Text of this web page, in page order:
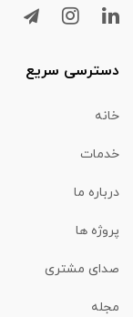
دسترسی سریع
خانه
خدمات
درباره ما
پروژه ها
صدای مشتری
مجله